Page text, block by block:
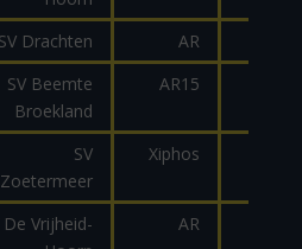
SV Drachten AR
SV Beemte
Broekland
AR15
SV
Zoetermeer
Xiphos
De Vrijheid-
AR